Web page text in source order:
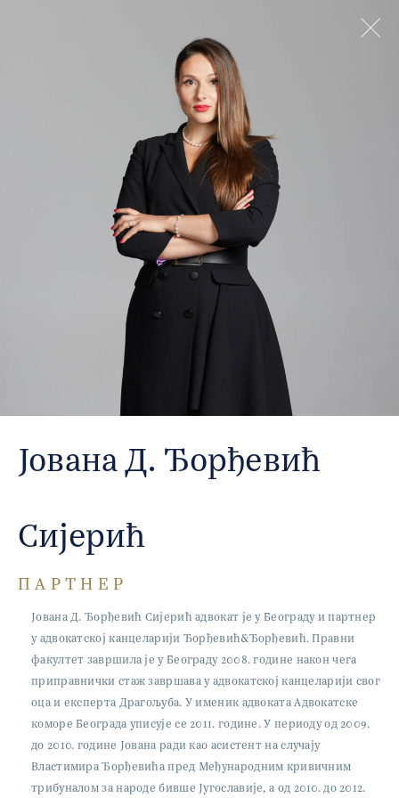
Јована Д. Ђорђевић
Сијерић
ПАРТНЕР
Јована Д. Ђорђевић Сијерић адвокат је у Београду и партнер
у адвокатској канцеларији Ђорђевић&Ђорђевић. Правни
факултет завршила је у Београду 2008. године након чега
приправнички стаж завршава у адвокатској канцеларији свог
оца и експерта Драгољуба. У именик адвоката Адвокатске
коморе Београда уписује се 2011. године. У периоду од 2009.
до 2010. године Јована ради као асистент на случају
Властимира Ђорђевића пред Међународним кривичним
трибуналом за народе бивше Југославије, а од 2010. до 2012.